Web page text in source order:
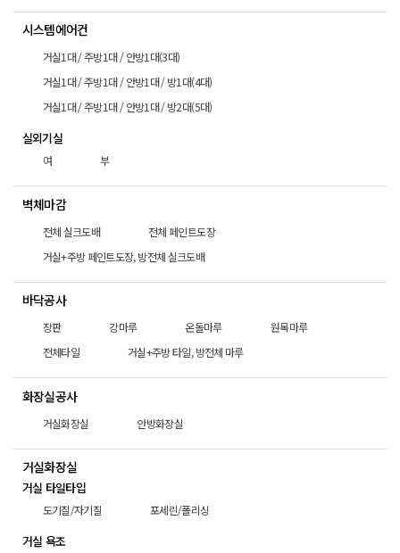
시스템에어컨
거실1대 / 주방1대 / 안방1대(3대)
거실1대 / 주방1대 / 안방1대 / 방1대(4대)
거실1대 / 주방1대 / 안방1대 / 방2대(5대)
실외기실
여 부
벽체마감
전체 실크도배
전체 페인트도장
거실+주방 페인트도장, 방전체 실크도배
바닥공사
장판 강마루 온돌마루
원목마루
전체타일
거실+주방 타일, 방전체 마루
화장실공사
거실화장실 안방화장실
거실화장실
거실 타일타입
도기질/자기질 포세린/폴리싱
거실 욕조